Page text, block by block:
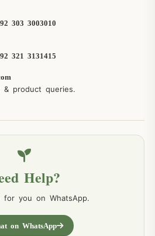
303 3003010
321 3131415
& product queries.
Help?
for you on WhatsApp.
on WhatsApp